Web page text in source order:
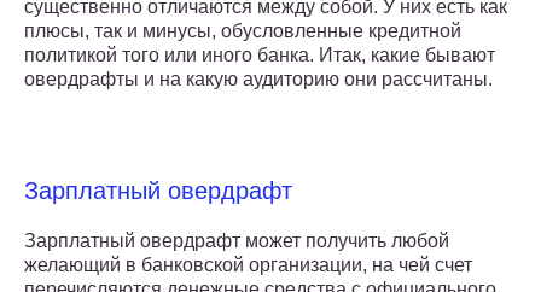
существенно отличаются между собой. У них есть как
плюсы, так и минусы, обусловленные кредитной
политикой того или иного банка. Итак, какие бывают
овердрафты и на какую аудиторию они рассчитаны.
Зарплатный овердрафт
Зарплатный овердрафт может получить любой
желающий в банковской организации, на чей счет